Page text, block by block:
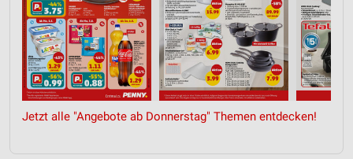
Jetzt alle "Angebote ab Donnerstag" Themen entdecken!